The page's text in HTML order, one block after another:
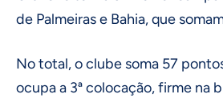
de Palmeiras e Bahia, que
No total, o clube soma 57
ocupa a 3ª colocação, firme na